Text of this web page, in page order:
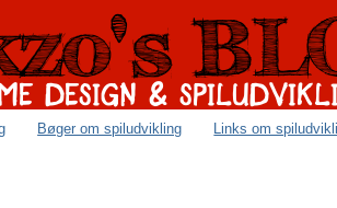
Bøger om spiludvikling Links om